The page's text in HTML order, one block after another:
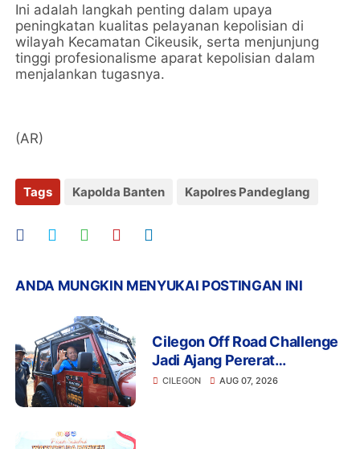
Ini adalah langkah penting dalam upaya
peningkatan kualitas pelayanan kepolisian di
wilayah Kecamatan Cikeusik, serta menjunjung
tinggi profesionalisme aparat kepolisian dalam
menjalankan tugasnya.
(AR)
Tags Kapolda Banten Kapolres Pandeglang
ANDA MUNGKIN MENYUKAI POSTINGAN INI
Cilegon Off Road Challenge
Jadi Ajang Pererat
Silaturahmi dan
CILEGON AUG 07, 2026